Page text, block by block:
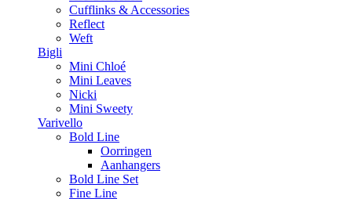
Cufflinks & Accessories
Reflect
Weft
Bigli
Mini Chloé
Mini Leaves
Nicki
Mini Sweety
Varivello
Bold Line
Oorringen
Aanhangers
Bold Line Set
Fine Line